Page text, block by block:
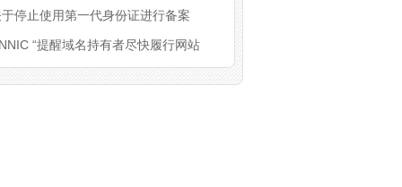
停止使用第一代身份证进行备案
“提醒域名持有者尽快履行网站